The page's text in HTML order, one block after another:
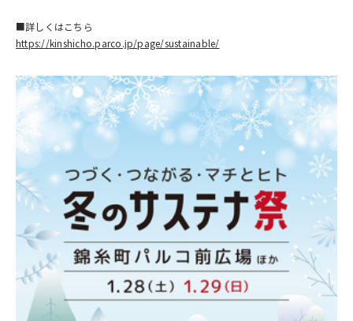
■詳しくはこちら
https://kinshicho.parco.jp/page/sustainable/